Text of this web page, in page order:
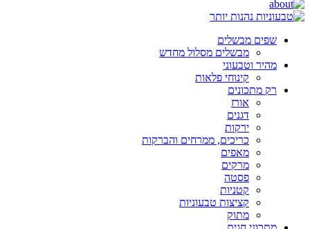
שפים מבשלים
מבשלים מסלול מחדש
מהיר וטבעוני
קינוחי פלאות
רק מתכונים
אורז
דגנים
ירקות
כריכים, ממרחים והברקות
מאפים
מרקים
פסטה
קטניות
קציצות טבעוניות
מתוק